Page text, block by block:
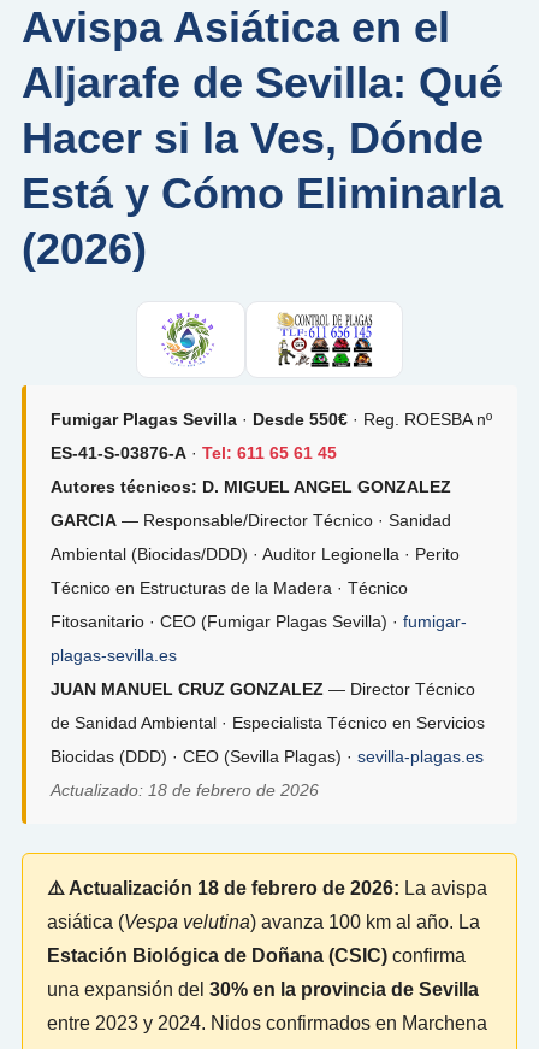
Avispa Asiática en el
Aljarafe de Sevilla: Qué
Hacer si la Ves, Dónde
Está y Cómo Eliminarla
(2026)
Fumigar Plagas Sevilla· Desde 550€· Reg. ROESBA nº
ES-41-S-03876-A· Tel: 611 65 61 45
Autores técnicos: D. MIGUEL ANGEL GONZALEZ
GARCIA— Responsable/Director Técnico · Sanidad
Ambiental (Biocidas/DDD) · Auditor Legionella · Perito
Técnico en Estructuras de la Madera · Técnico
Fitosanitario · CEO (Fumigar Plagas Sevilla) · fumigar-
plagas-sevilla.es
JUAN MANUEL CRUZ GONZALEZ — Director Técnico
de Sanidad Ambiental · Especialista Técnico en Servicios
Biocidas (DDD) · CEO (Sevilla Plagas) · sevilla-plagas.es
Actualizado: 18 de febrero de 2026
⚠️ Actualización 18 de febrero de 2026: La avispa
asiática (Vespa velutina) avanza 100 km al año. La
Estación Biológica de Doñana (CSIC)confirma
una expansión del 30% en la provincia de Sevilla
entre 2023 y 2024. Nidos confirmados en Marchena